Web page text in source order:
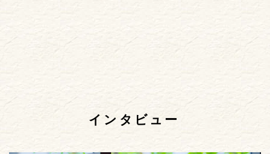
インタビュー